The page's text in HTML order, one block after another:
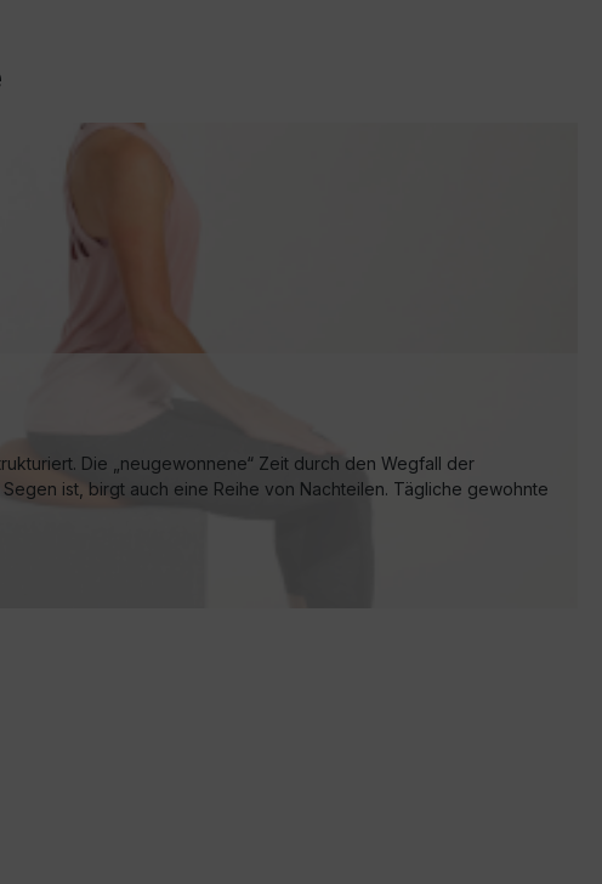
Die „neugewonnene“ Zeit durch den Wegfall der
ist, birgt auch eine Reihe von Nachteilen. Tägliche gewohnte